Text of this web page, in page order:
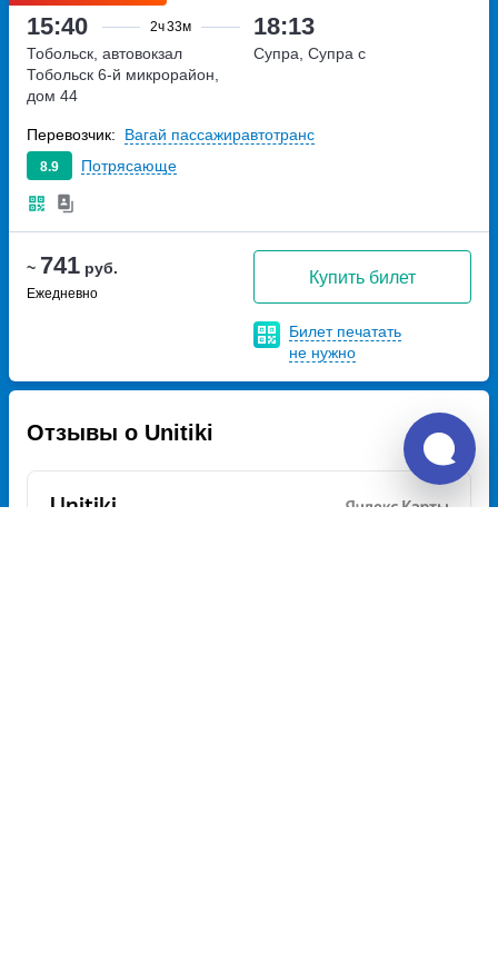
15:40 2ч33м 18:13
~ 741 руб.
Ежедневно
Купить билет
Билет печатать
не нужно
Тобольск, автовокзал
Тобольск 6-й микрорайон,
дом 44
Супра, Супра с
8.9 Потрясающе
Перевозчик: Вагай пассажиравтотранс
Отзывы о Unitiki